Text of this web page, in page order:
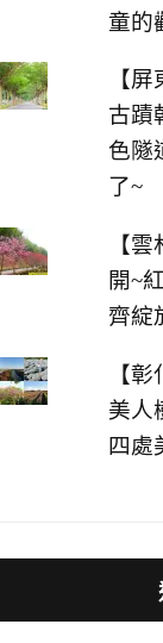
童的
【
古蹟
色隧
了~
【
開~
齊綻
【
美人
四處